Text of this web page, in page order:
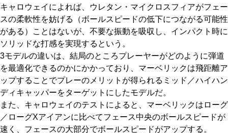
キャロウェイによれば、ウレタン・マイクロスフィアがフェー
スの柔軟性を妨げる（ボールスピードの低下につながる可能性
がある）ことはないが、不要な振動を吸収し、インパクト時に
ソリッドな打感を実現するという。
3モデルの違いは、結局のところプレーヤーがどのように弾道
を最適化できるのかにかかっており、マーベリックは飛距離ア
ップすることでプレーのメリットが得られるミッド／ハイハン
ディキャッパーをターゲットにしたモデルだ。
また、キャロウェイのテストによると、マーベリックはローグ
／ローグXアイアンに比べてフェース中央のボールスピードが
速く、フェースの大部分でボールスピードがアップする。